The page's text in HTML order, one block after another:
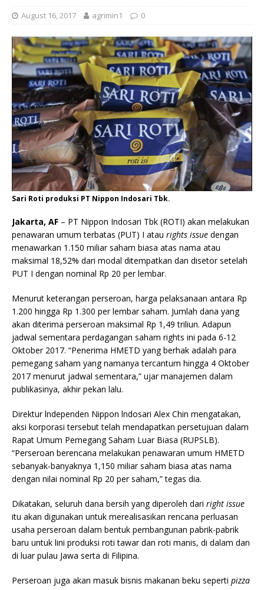
August 16, 2017 agrimin1 0
Sari Roti produksi PT Nippon Indosari Tbk.
Jakarta, AF – PT Nippon Indosari Tbk (ROTI) akan melakukan
penawaran umum terbatas (PUT) I atau rights issue dengan
menawarkan 1.150 miliar saham biasa atas nama atau
maksimal 18,52% dari modal ditempatkan dan disetor setelah
PUT I dengan nominal Rp 20 per lembar.
Menurut keterangan perseroan, harga pelaksanaan antara Rp
1.200 hingga Rp 1.300 per lembar saham. Jumlah dana yang
akan diterima perseroan maksimal Rp 1,49 triliun. Adapun
jadwal sementara perdagangan saham rights ini pada 6-12
Oktober 2017. “Penerima HMETD yang berhak adalah para
pemegang saham yang namanya tercantum hingga 4 Oktober
2017 menurut jadwal sementara,” ujar manajemen dalam
publikasinya, akhir pekan lalu.
Direktur lndependen Nippon lndosari Alex Chin mengatakan,
aksi korporasi tersebut telah mendapatkan persetujuan dalam
Rapat Umum Pemegang Saham Luar Biasa (RUPSLB).
“Perseroan berencana melakukan penawaran umum HMETD
sebanyak-banyaknya 1,150 miliar saham biasa atas nama
dengan nilai nominal Rp 20 per saham,” tegas dia.
Dikatakan, seluruh dana bersih yang diperoleh dari right issue
itu akan digunakan untuk merealisasikan rencana perluasan
usaha perseroan dalam bentuk pembangunan pabrik-pabrik
baru untuk lini produksi roti tawar dan roti manis, di dalam dan
di luar pulau Jawa serta di Filipina.
Perseroan juga akan masuk bisnis makanan beku seperti pizza